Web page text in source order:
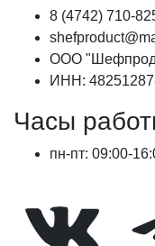
8 (4742) 710-
ООО
ИНН:
Часы
пн-пт: 09:00-